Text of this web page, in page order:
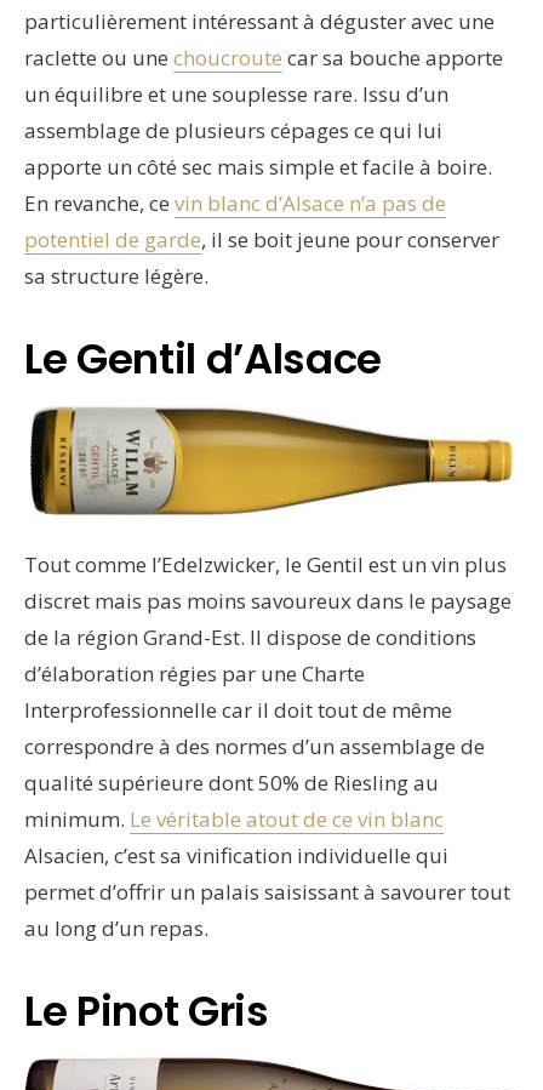
particulièrement intéressant à déguster avec une
raclette ou une choucroute car sa bouche apporte
un équilibre et une souplesse rare. Issu d’un
assemblage de plusieurs cépages ce qui lui
apporte un côté sec mais simple et facile à boire.
En revanche, ce vin blanc d’Alsace n’a pas de
potentiel de garde, il se boit jeune pour conserver
sa structure légère.
Le Gentil d’Alsace
Tout comme l’Edelzwicker, le Gentil est un vin plus
discret mais pas moins savoureux dans le paysage
de la région Grand-Est. Il dispose de conditions
d’élaboration régies par une Charte
Interprofessionnelle car il doit tout de même
correspondre à des normes d’un assemblage de
qualité supérieure dont 50% de Riesling au
minimum. Le véritable atout de ce vin blanc
Alsacien, c’est sa vinification individuelle qui
permet d’offrir un palais saisissant à savourer tout
au long d’un repas.
Le Pinot Gris